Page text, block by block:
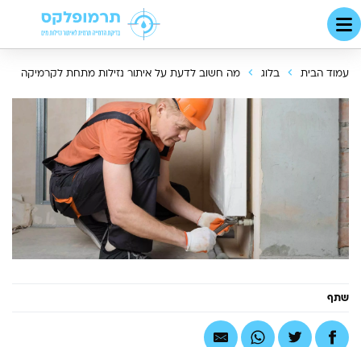
עמוד הבית בלוג מה חשוב לדעת על איתור נזילות מתחת לקרמיקה
שתף